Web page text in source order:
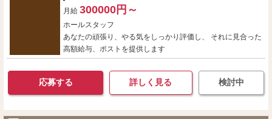
月給 300000円～
ホールスタッフ
あなたの頑張り、やる気をしっかり評価し、 それに見合った
高額給与、ポストを提供します
応募する 詳しく見る 検討中